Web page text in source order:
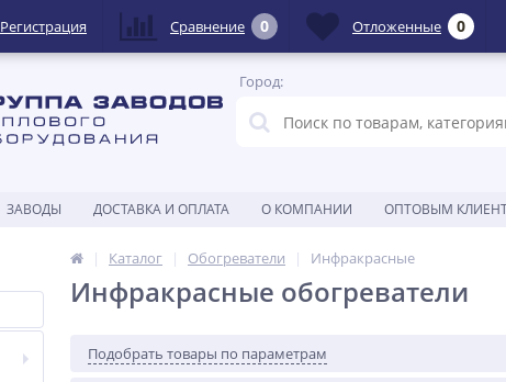
Город:
ЗАВОДЫ ДОСТАВКА И ОПЛАТА О КОМПАНИИ ОПТОВЫМ
Каталог Обогреватели Инфракрасные
Инфракрасные обогреватели
Подобрать товары по параметрам
Регистрация Сравнение 0 Отложенные 0